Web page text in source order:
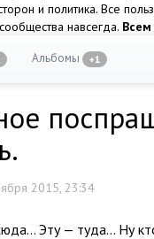
и политика. Все
навсегда.
Альбомы +1
2015, 23:34
Эту — туда… Ну